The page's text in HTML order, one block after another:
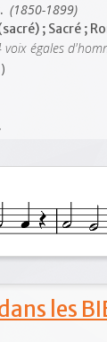
(1850-1899)
; Sacré ;
voix égales
les